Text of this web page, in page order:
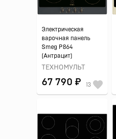
Электрическая
варочная панель
Smeg P864
(Антрацит)
ТЕХНОМУЛЬТ
67 790 ₽ 13